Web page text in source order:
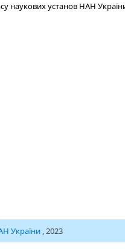
наукових установ НАН України
України , 2023